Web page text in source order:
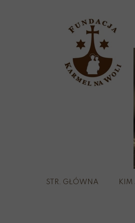
STR. GŁÓWNA KIM